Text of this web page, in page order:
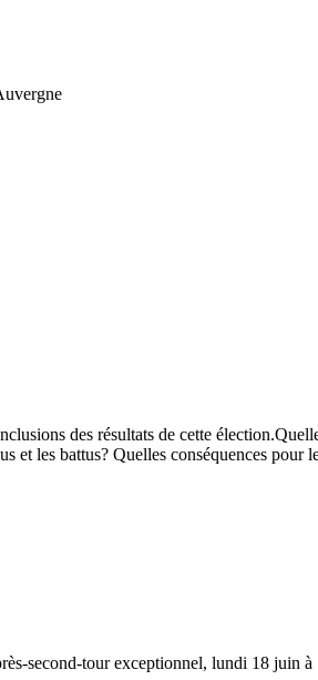
des résultats de cette
et les battus? Quelles conséquences pour
second-tour exceptionnel, lundi 18 juin